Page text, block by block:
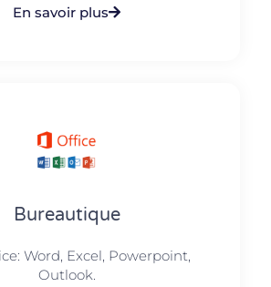
En savoir plus
Bureautique
Word, Excel, Powerpoint,
Outlook.​